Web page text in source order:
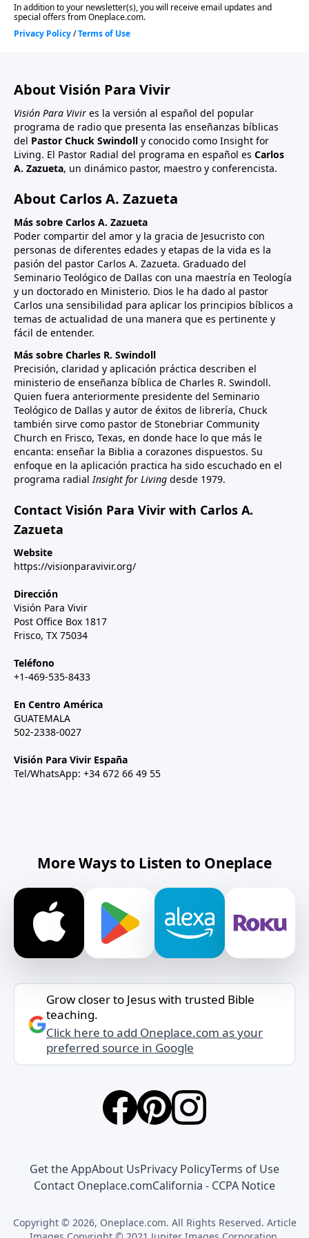
About Visión Para Vivir
Visión Para Vivir es la versión al español del popular
programa de radio que presenta las enseñanzas bíblicas
del Pastor Chuck Swindoll y conocido como Insight for
Living. El Pastor Radial del programa en español es Carlos
A. Zazueta, un dinámico pastor, maestro y conferencista.
About Carlos A. Zazueta
Más sobre Carlos A. Zazueta
Poder compartir del amor y la gracia de Jesucristo con
personas de diferentes edades y etapas de la vida es la
pasión del pastor Carlos A. Zazueta. Graduado del
Seminario Teológico de Dallas con una maestría en Teología
y un doctorado en Ministerio. Dios le ha dado al pastor
Carlos una sensibilidad para aplicar los principios bíblicos a
temas de actualidad de una manera que es pertinente y
fácil de entender.
Más sobre Charles R. Swindoll
Precisión, claridad y aplicación práctica describen el
ministerio de enseñanza bíblica de Charles R. Swindoll.
Quien fuera anteriormente presidente del Seminario
Teológico de Dallas y autor de éxitos de librería, Chuck
también sirve como pastor de Stonebriar Community
Church en Frisco, Texas, en donde hace lo que más le
encanta: enseñar la Biblia a corazones dispuestos. Su
enfoque en la aplicación practica ha sido escuchado en el
programa radialInsight for Living desde 1979.
Contact Visión Para Vivir with Carlos A.
Zazueta
Website
https://visionparavivir.org/
Dirección
Visión Para Vivir
Post Office Box 1817
Frisco, TX 75034
Teléfono
+1-469-535-8433
En Centro América
GUATEMALA
502-2338-0027
Visión Para Vivir España
Tel/WhatsApp: +34 672 66 49 55
More Ways to Listen to Oneplace
Grow closer to Jesus with trusted Bible
teaching.
Click here to add Oneplace.com as your
preferred source in Google
Get the AppAbout UsPrivacy PolicyTerms of Use
Contact Oneplace.comCalifornia - CCPA Notice
Copyright © 2026, Oneplace.com. All Rights Reserved. Article